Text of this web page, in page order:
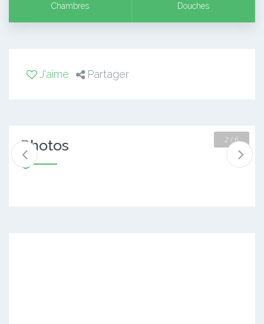
Chambres Douches
J'aime Partager
Photos 2 / 6